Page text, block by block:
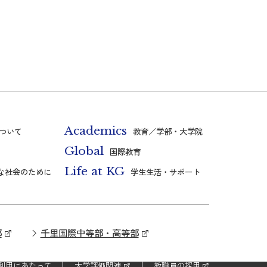
いて Academics 教育／学部・大学院
Global 国際教育
社会のために Life at KG 学生生活・サポート
千里国際中等部・高等部